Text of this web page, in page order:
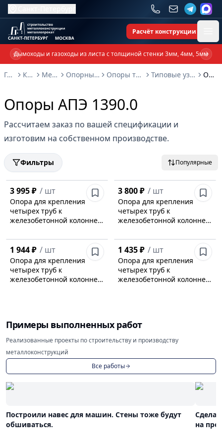
Расчёт конструкции
Дымоходы и газоходы из листа с толщиной стенки 3мм, 4мм, 5мм
Previous slide
Главная
Каталог Металлоконструкции Опорные металлоконструкции и изделия Опоры трубопроводов и металлоконструкции Типовые узлы крепления трубопроводов серия 5.908-1 Опоры АПЭ 1390.0
Опоры АПЭ 1390.0
Рассчитаем заказ по вашей спецификации и
изготовим на собственном производстве.
Фильтры Популярные
3 995 ₽ / шт
Опора для крепления
четырех труб к
железобетонной колонне
3 800 ₽ / шт
Опора для крепления
четырех труб к
железобетонной колонне
1 944 ₽ / шт
Опора для крепления
четырех труб к
железобетонной колонне
1 435 ₽ / шт
Опора для крепления
четырех труб к
железобетонной колонне
Примеры выполненных работ
Реализованные проекты по строительству и производству
металлоконструкций
Все работы
Построили навес для машин. Стены тоже будут
обшиваться.
на